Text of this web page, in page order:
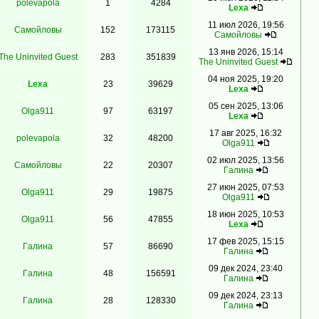
polevapola 1 4284
Lexa
Самойловы 152 173115
11 июл 2026, 19:56
Самойловы
Uninvited Guest 283 351839
13 янв 2026, 15:14
The Uninvited Guest
Lexa 23 39629
04 ноя 2025, 19:20
Lexa
Olga911 97 63197
05 сен 2025, 13:06
Lexa
polevapola 32 48200
17 авг 2025, 16:32
Olga911
Самойловы 22 20307
02 июл 2025, 13:56
Гaлинa
Olga911 29 19875
27 июн 2025, 07:53
Olga911
Olga911 56 47855
18 июн 2025, 10:53
Lexa
Гaлинa 57 86690
17 фев 2025, 15:15
Гaлинa
Гaлинa 48 156591
09 дек 2024, 23:40
Гaлинa
Гaлинa 28 128330
09 дек 2024, 23:13
Гaлинa